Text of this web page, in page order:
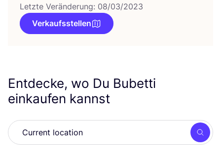
Letzte Veränderung: 08/03/2023
Verkaufsstellen
Entdecke, wo Du Bubetti
einkaufen kannst